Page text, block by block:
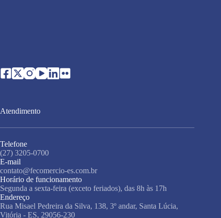
Atendimento
Telefone
(27) 3205-0700
E-mail
contato@fecomercio-es.com.br
Horário de funcionamento
Segunda a sexta-feira (exceto feriados), das 8h às 17h
Endereço
Rua Misael Pedreira da Silva, 138, 3º andar, Santa Lúcia,
Vitória - ES, 29056-230